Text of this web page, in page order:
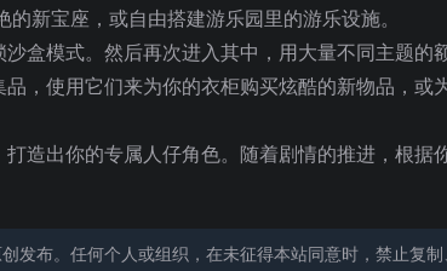
新宝座，或自由搭建游乐园里的游乐设施。
盒模式。然后再次进入其中，用大量不同主题的
，使用它们来为你的衣柜购买炫酷的新物品，或
造出你的专属人仔角色。随着剧情的推进，根据
发布。任何个人或组织，在未征得本站同意时，禁止复